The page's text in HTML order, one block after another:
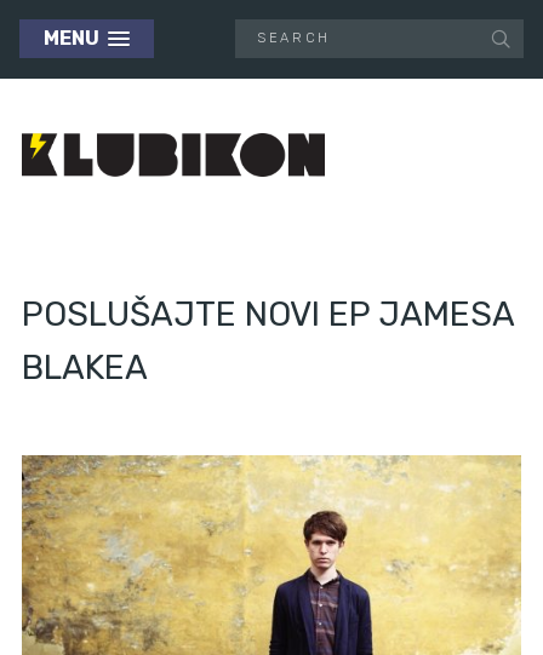
MENU
POSLUŠAJTE NOVI EP JAMESA
BLAKEA